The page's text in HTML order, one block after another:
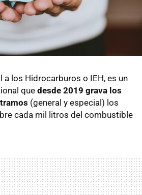
a los Hidrocarburos o IEH, es un
que desde 2019 grava los
(general y especial) los
cada mil litros del combustible